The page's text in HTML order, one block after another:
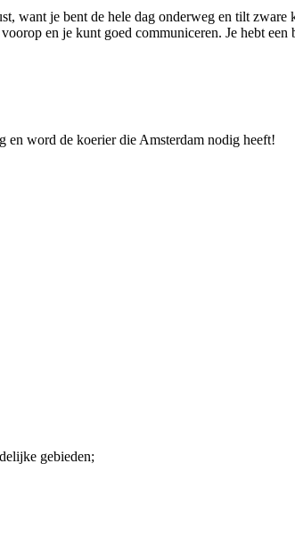
want je bent de hele dag onderweg en tilt zware
en je kunt goed communiceren. Je hebt een
en word de koerier die Amsterdam nodig heeft!
gebieden;